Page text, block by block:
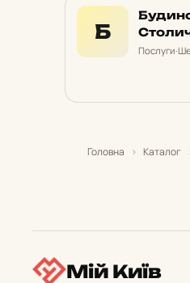
Б
Послуги·
Головна › Каталог
Мій Київ